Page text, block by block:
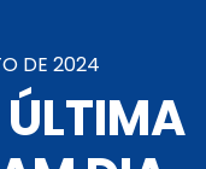
DE 2024